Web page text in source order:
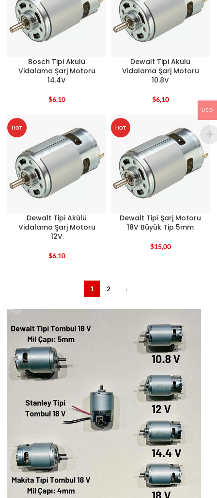
Bosch Tipi Akülü
Vidalama Şarj Motoru
14.4V
$6,10
Dewalt Tipi Akülü
Vidalama Şarj Motoru
10.8V
$6,10
HOT
Dewalt Tipi Akülü
Vidalama Şarj Motoru
12V
$6,10
HOT
Dewalt Tipi Şarj Motoru
18V Büyük Tip 5mm
$15,00
1 2 →
USD